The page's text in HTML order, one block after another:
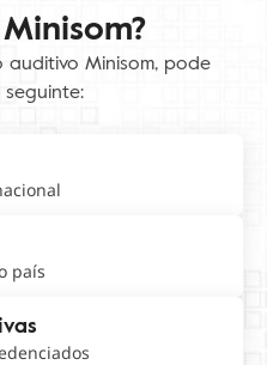
Minisom, pode
país